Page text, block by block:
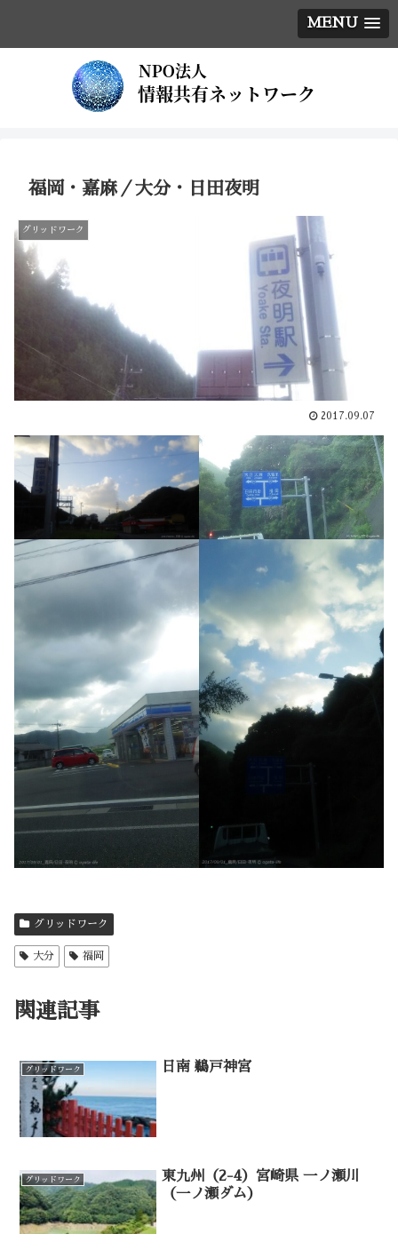
MENU
福岡・嘉麻／大分・日田夜明
グリッドワーク
2017.09.07
グリッドワーク
大分 福岡
関連記事
グリッドワーク 日南 鵜戸神宮
グリッドワーク
東九州（2-4）宮崎県 一ノ瀬川
（一ノ瀬ダム）